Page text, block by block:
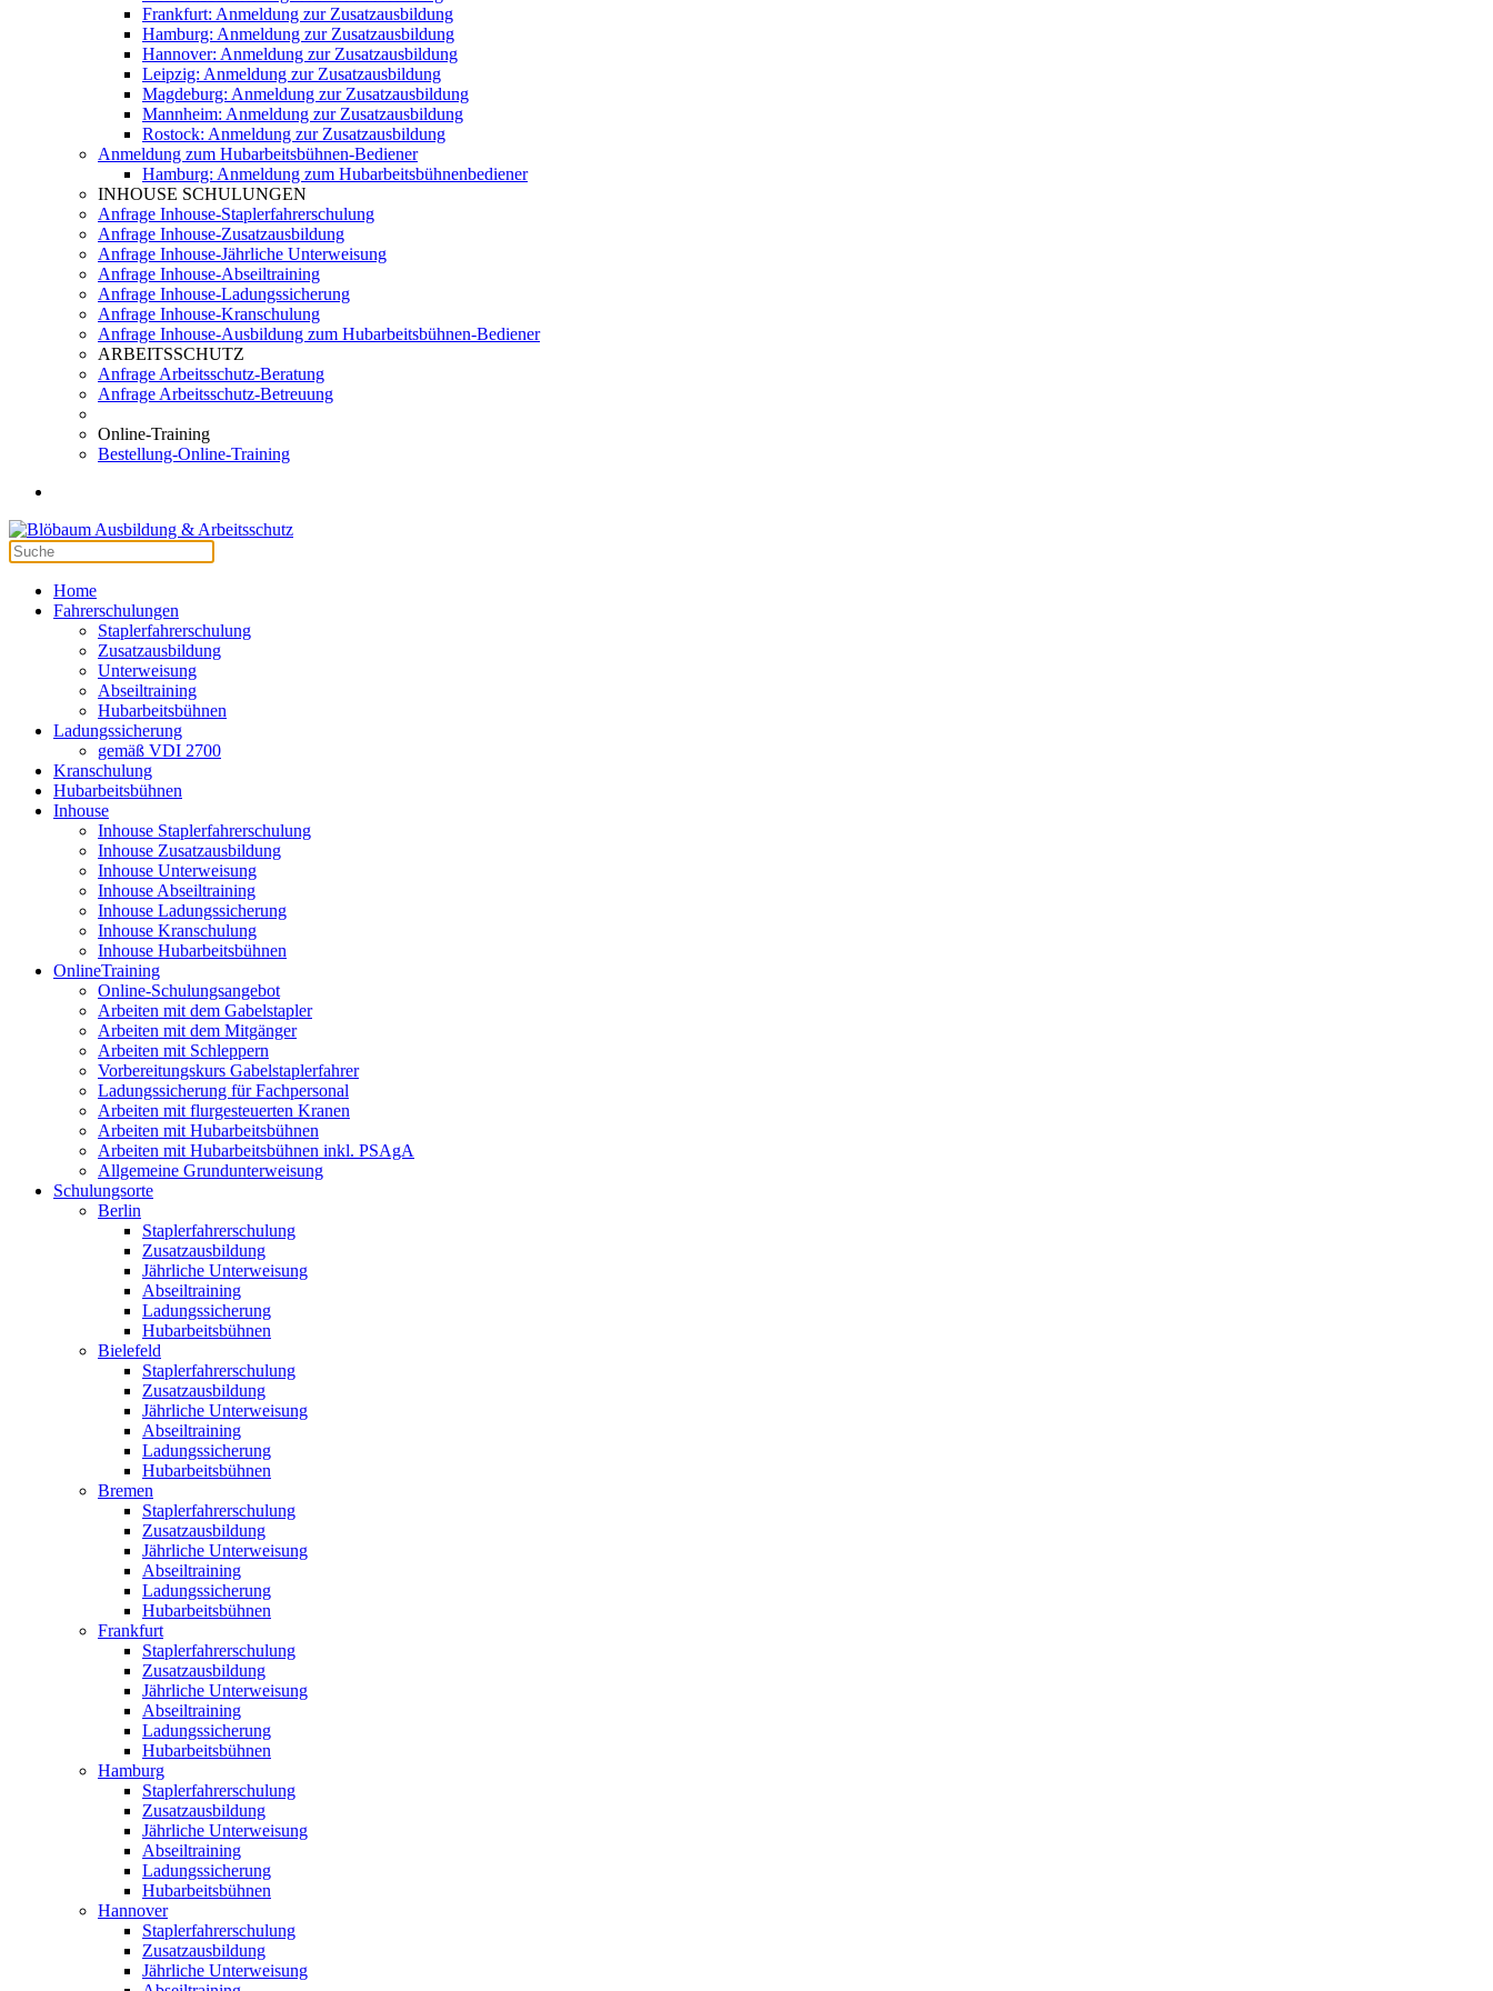
Frankfurt: Anmeldung zur Zusatzausbildung
Hamburg: Anmeldung zur Zusatzausbildung
Hannover: Anmeldung zur Zusatzausbildung
Leipzig: Anmeldung zur Zusatzausbildung
Magdeburg: Anmeldung zur Zusatzausbildung
Mannheim: Anmeldung zur Zusatzausbildung
Rostock: Anmeldung zur Zusatzausbildung
Anmeldung zum Hubarbeitsbühnen-Bediener
Hamburg: Anmeldung zum Hubarbeitsbühnenbediener
INHOUSE SCHULUNGEN
Anfrage Inhouse-Staplerfahrerschulung
Anfrage Inhouse-Zusatzausbildung
Anfrage Inhouse-Jährliche Unterweisung
Anfrage Inhouse-Abseiltraining
Anfrage Inhouse-Ladungssicherung
Anfrage Inhouse-Kranschulung
Anfrage Inhouse-Ausbildung zum Hubarbeitsbühnen-Bediener
ARBEITSSCHUTZ
Anfrage Arbeitsschutz-Beratung
Anfrage Arbeitsschutz-Betreuung
Online-Training
Bestellung-Online-Training
Home
Fahrerschulungen
Staplerfahrerschulung
Zusatzausbildung
Unterweisung
Abseiltraining
Hubarbeitsbühnen
Ladungssicherung
gemäß VDI 2700
Kranschulung
Hubarbeitsbühnen
Inhouse
Inhouse Staplerfahrerschulung
Inhouse Zusatzausbildung
Inhouse Unterweisung
Inhouse Abseiltraining
Inhouse Ladungssicherung
Inhouse Kranschulung
Inhouse Hubarbeitsbühnen
OnlineTraining
Online-Schulungsangebot
Arbeiten mit dem Gabelstapler
Arbeiten mit dem Mitgänger
Arbeiten mit Schleppern
Vorbereitungskurs Gabelstaplerfahrer
Ladungssicherung für Fachpersonal
Arbeiten mit flurgesteuerten Kranen
Arbeiten mit Hubarbeitsbühnen
Arbeiten mit Hubarbeitsbühnen inkl. PSAgA
Allgemeine Grundunterweisung
Schulungsorte
Berlin
Staplerfahrerschulung
Zusatzausbildung
Jährliche Unterweisung
Abseiltraining
Ladungssicherung
Hubarbeitsbühnen
Bielefeld
Staplerfahrerschulung
Zusatzausbildung
Jährliche Unterweisung
Abseiltraining
Ladungssicherung
Hubarbeitsbühnen
Bremen
Staplerfahrerschulung
Zusatzausbildung
Jährliche Unterweisung
Abseiltraining
Ladungssicherung
Hubarbeitsbühnen
Frankfurt
Staplerfahrerschulung
Zusatzausbildung
Jährliche Unterweisung
Abseiltraining
Ladungssicherung
Hubarbeitsbühnen
Hamburg
Staplerfahrerschulung
Zusatzausbildung
Jährliche Unterweisung
Abseiltraining
Ladungssicherung
Hubarbeitsbühnen
Hannover
Staplerfahrerschulung
Zusatzausbildung
Jährliche Unterweisung